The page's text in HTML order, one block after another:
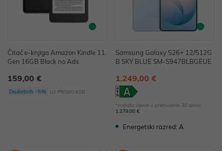
Čitač e-knjiga Amazon Kindle 11.
Gen 16GB Black no Ads
159,00 €
Dodatnih -5% uz PROMO KOD
Samsung Galaxy S26+ 12/512G
B SKY BLUE SM-S947BLBGEUE
1.249,00 €
*najniža cijena u prethodnih 30 dana
1.279,00 €
Energetski razred: A